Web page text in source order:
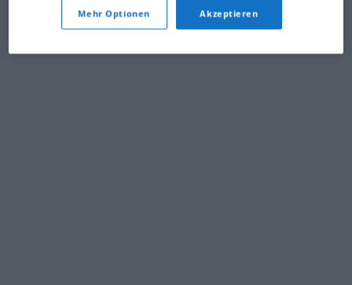
Mehr Optionen Akzeptieren